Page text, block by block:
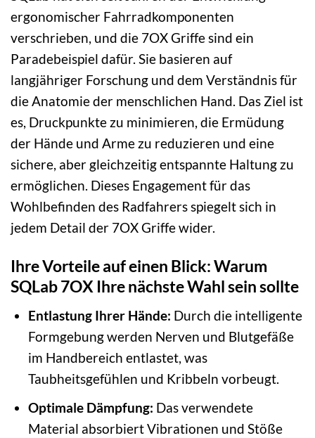
ergonomischer Fahrradkomponenten
verschrieben, und die 7OX Griffe sind ein
Paradebeispiel dafür. Sie basieren auf
langjähriger Forschung und dem Verständnis für
die Anatomie der menschlichen Hand. Das Ziel ist
es, Druckpunkte zu minimieren, die Ermüdung
der Hände und Arme zu reduzieren und eine
sichere, aber gleichzeitig entspannte Haltung zu
ermöglichen. Dieses Engagement für das
Wohlbefinden des Radfahrers spiegelt sich in
jedem Detail der 7OX Griffe wider.
Ihre Vorteile auf einen Blick: Warum
SQLab 7OX Ihre nächste Wahl sein sollte
Entlastung Ihrer Hände: Durch die intelligente
Formgebung werden Nerven und Blutgefäße
im Handbereich entlastet, was
Taubheitsgefühlen und Kribbeln vorbeugt.
Optimale Dämpfung: Das verwendete
Material absorbiert Vibrationen und Stöße